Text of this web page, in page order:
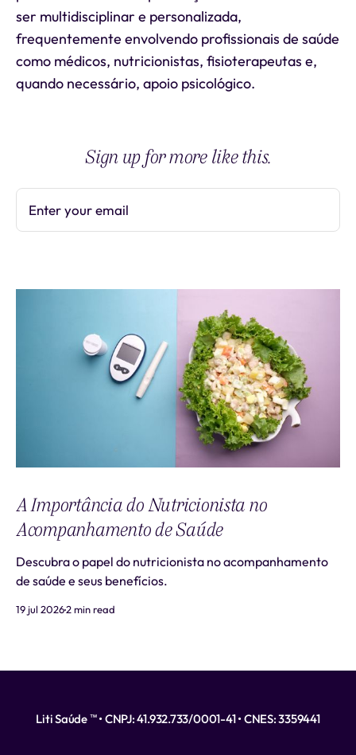
ser multidisciplinar e personalizada,
frequentemente envolvendo profissionais de saúde
como médicos, nutricionistas, fisioterapeutas e,
quando necessário, apoio psicológico.
Sign up for more like this.
Enter your email
A Importância do Nutricionista no
Acompanhamento de Saúde
Descubra o papel do nutricionista no acompanhamento
de saúde e seus benefícios.
19 jul 20262 min read
Liti Saúde ™ • CNPJ: 41.932.733/0001-41 • CNES: 3359441